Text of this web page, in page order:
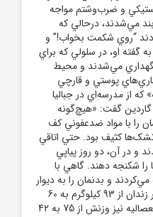
و ضرب‌وشتم مواجه
مي‌شدند، درحالي که
“روي شکمت بخواب!” و
گفته او، در سلولي که براي
شده بود، 14 نفر نگهداري مي‌شدند و محيط
پوستي و قارچي
که از مدرسه‌اي در جباليا
گفت: «هيچ‌گونه
را با مواد ضدعفوني کف
کثيف بود. حتي اتاقي
و در آن، دو روز پياپي
شکنجه دهند. گاهي با
و بدنمان را به ديوار
مي‌بستند.» طبق گزارش، الردي در زندان از 93 کيلوگرم به 60
کيلوگرم کاهش وزن پيدا کرده و العصاليه نيز وزنش از 75 به 42